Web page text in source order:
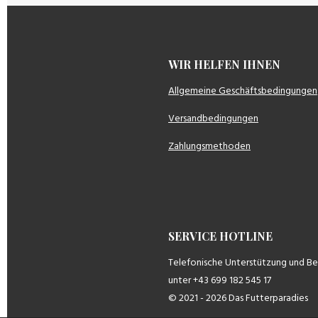
WIR HELFEN
Allgemeine Geschäftsbedingungen
Versandbedingungen
Zahlungsmethoden
SERVICE HOTLINE
Telefonische Unterstützung und
unter +43 699 182 545 17
© 2021 - 2026 Das Futterparadies